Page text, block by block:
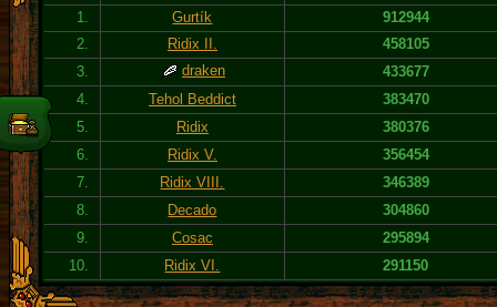
1.
Gurtík
912944
2.
Ridix II.
458105
3.
draken
433677
4.
Tehol Beddict
383470
5.
Ridix
380376
6.
Ridix V.
356454
7.
Ridix VIII.
346389
8.
Decado
304860
9.
Cosac
295894
10.
Ridix VI. 291150